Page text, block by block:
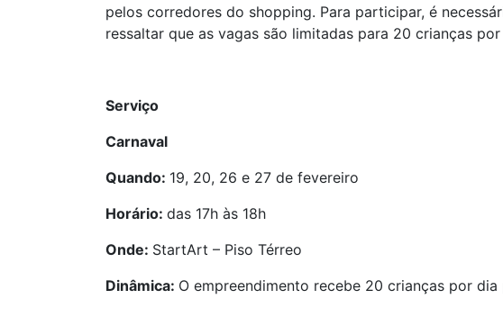
pelos corredores do shopping. Para participar, é
ressaltar que as vagas são limitadas para 20 crianças por
Serviço
Carnaval
Quando: 19, 20, 26 e 27 de fevereiro
Horário: das 17h às 18h
Onde: StartArt – Piso Térreo
Dinâmica: O empreendimento recebe 20 crianças por